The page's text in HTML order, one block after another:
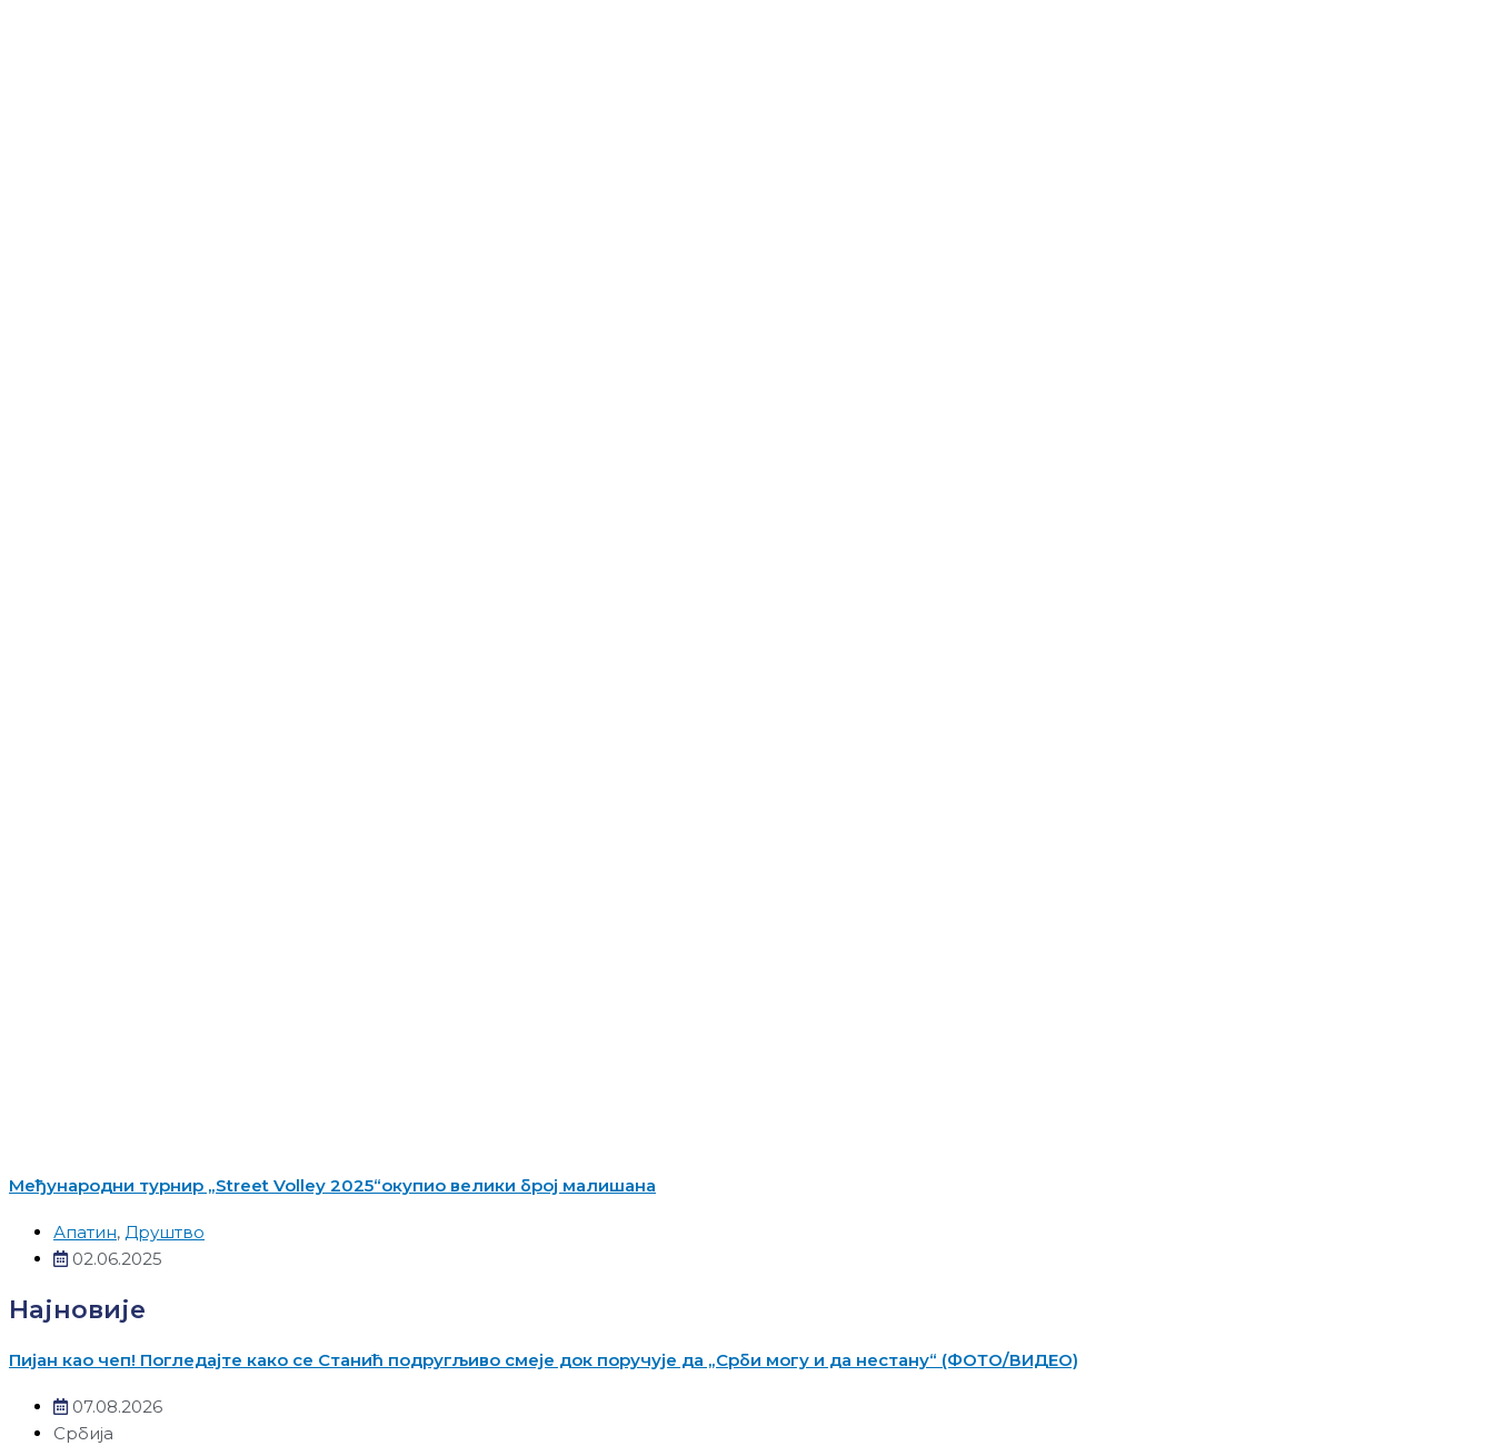
Међународни турнир „Street Volley 2025“окупио велики број малишана
Апатин, Друштво
02.06.2025
Најновије
Пијан као чеп! Погледајте како се Станић подругљиво смеје док поручује да „Срби могу и да нестану“ (ФОТО/ВИДЕО)
07.08.2026
Србија